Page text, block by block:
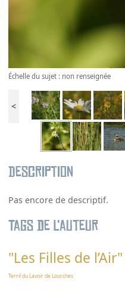
Échelle du sujet : non renseignée
<
Description
Pas encore de descriptif.
Tags de l’auteur
"Les Filles de l’Air"
Terril du Lavoir de Lourches